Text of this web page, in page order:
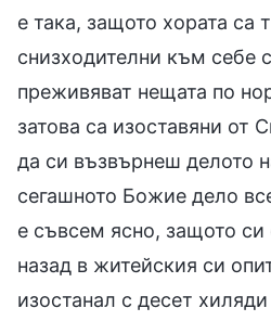
е така, защото хората са
снизходителни към себе
преживяват нещата по
затова са изоставяни от
да си възвърнеш делото
сегашното Божие дело
е съвсем ясно, защото си
назад в житейския си
изостанал с десет